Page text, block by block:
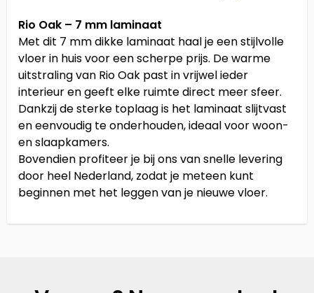
Rio Oak – 7 mm laminaat
Met dit 7 mm dikke laminaat haal je een stijlvolle
vloer in huis voor een scherpe prijs. De warme
uitstraling van Rio Oak past in vrijwel ieder
interieur en geeft elke ruimte direct meer sfeer.
Dankzij de sterke toplaag is het laminaat slijtvast
en eenvoudig te onderhouden, ideaal voor woon-
en slaapkamers.
Bovendien profiteer je bij ons van snelle levering
door heel Nederland, zodat je meteen kunt
beginnen met het leggen van je nieuwe vloer.